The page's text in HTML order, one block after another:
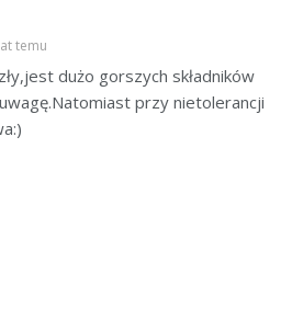
temu
dużo gorszych składników
przy nietolerancji